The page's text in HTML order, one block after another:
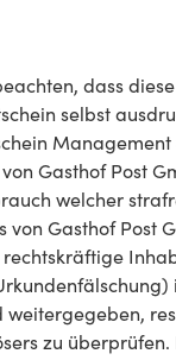
dass
selbst
Gasthof Post
welcher
von Gasthof Post
zu